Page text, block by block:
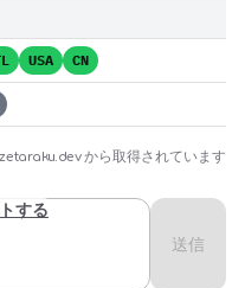
USA CN
から取得されています
送信
する